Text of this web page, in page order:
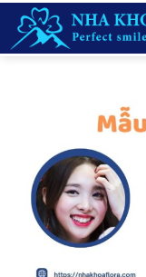
content